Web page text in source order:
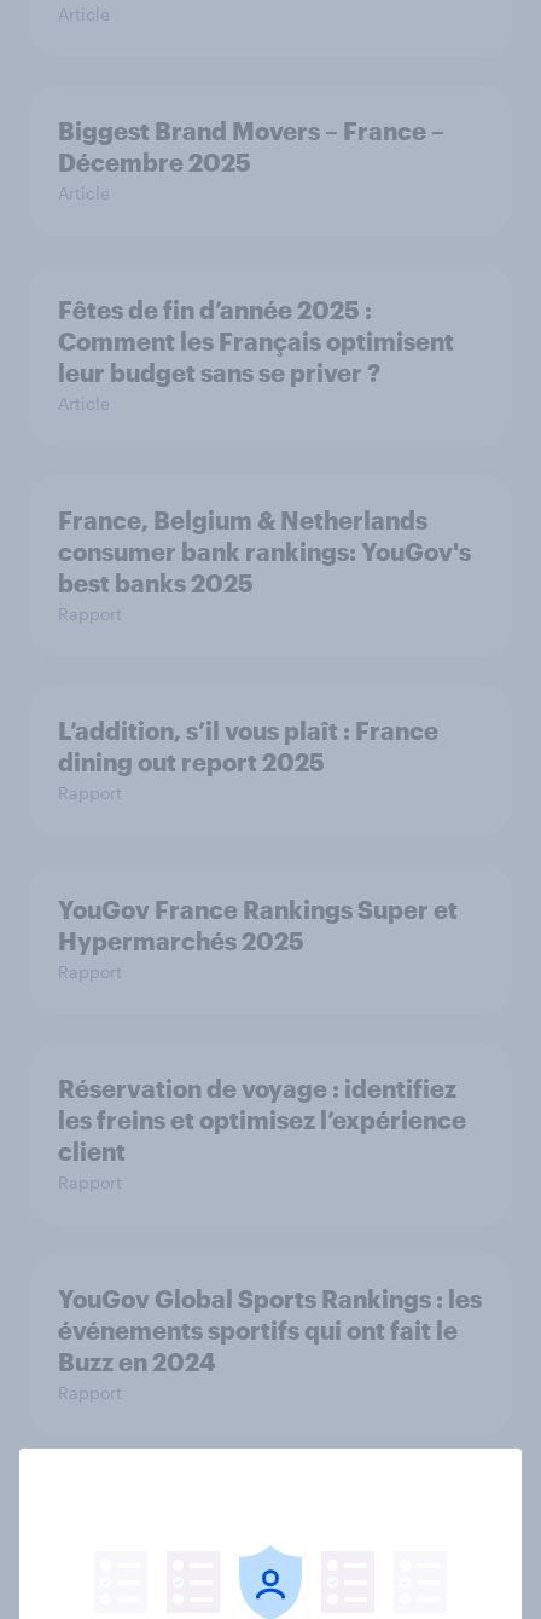
Article
Biggest Brand Movers – France –
Décembre 2025
Article
Fêtes de fin d’année 2025 :
Comment les Français optimisent
leur budget sans se priver ?
Article
France, Belgium & Netherlands
consumer bank rankings: YouGov's
best banks 2025
Rapport
L’addition, s’il vous plaît : France
dining out report 2025​
Rapport
YouGov France Rankings Super et
Hypermarchés 2025
Rapport
Réservation de voyage : identifiez
les freins et optimisez l’expérience
client
Rapport
YouGov Global Sports Rankings : les
événements sportifs qui ont fait le
Buzz en 2024
Rapport